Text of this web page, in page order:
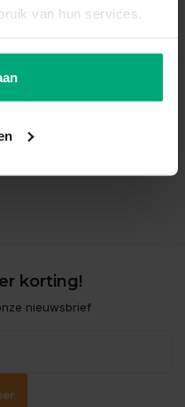
van hun services.
korting!
nieuwsbrief